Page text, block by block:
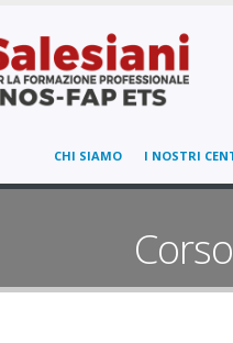
CHI SIAMO I NOSTRI